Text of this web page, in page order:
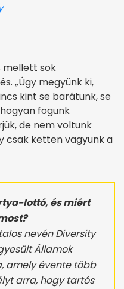
mellett sok
„Úgy megyünk ki,
kint se barátunk, se
fogunk
de nem voltunk
csak ketten vagyunk a
lottó, és miért
nevén Diversity
Államok
amely évente több
arra, hogy tartós